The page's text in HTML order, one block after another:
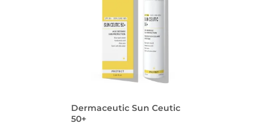
Dermaceutic Sun Ceutic
50+